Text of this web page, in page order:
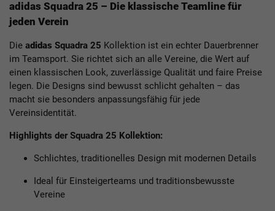
adidas Squadra 25 – Die klassische Teamline für
jeden Verein
Die adidas Squadra 25 Kollektion ist ein echter Dauerbrenner
im Teamsport. Sie richtet sich an alle Vereine, die Wert auf
einen klassischen Look, zuverlässige Qualität und faire Preise
legen. Die Designs sind bewusst schlicht gehalten – das
macht sie besonders anpassungsfähig für jede
Vereinsidentität.
Highlights der Squadra 25 Kollektion:
Schlichtes, traditionelles Design mit modernen Details
Ideal für Einsteigerteams und traditionsbewusste
Vereine